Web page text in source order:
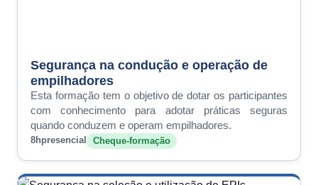
Segurança na condução e operação de
empilhadores
Esta formação tem o objetivo de dotar os participantes
com conhecimento para adotar práticas seguras
quando conduzem e operam empilhadores.
8hpresencial Cheque-formação